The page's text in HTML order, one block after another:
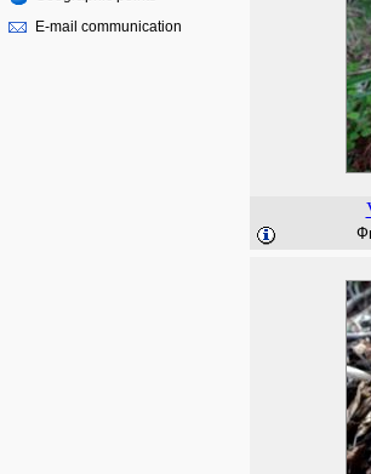
E-mail communication